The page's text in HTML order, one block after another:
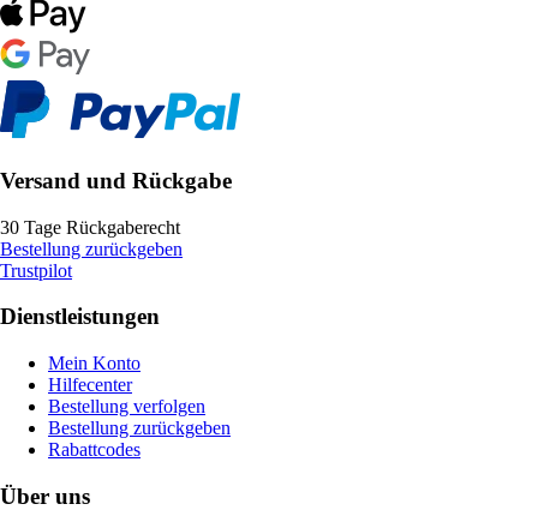
Versand und Rückgabe
30 Tage Rückgaberecht
Bestellung zurückgeben
Trustpilot
Dienstleistungen
Mein Konto
Hilfecenter
Bestellung verfolgen
Bestellung zurückgeben
Rabattcodes
Über uns